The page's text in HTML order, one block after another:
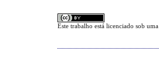
Este trabalho está licenciado sob uma